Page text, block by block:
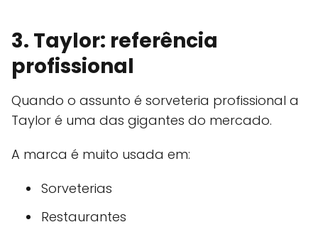
3. Taylor: referência
profissional
Quando o assunto é sorveteria profissional a
Taylor é uma das gigantes do mercado.
A marca é muito usada em:
Sorveterias
Restaurantes